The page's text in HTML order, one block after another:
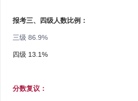
报考三、四级人数比例：
三级 86.9%
四级 13.1%
分数复议：